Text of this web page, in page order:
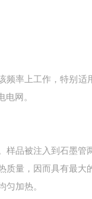
频率上工作，特别适
网。
样品被注入到石墨管
质量，因而具有最大
匀加热。